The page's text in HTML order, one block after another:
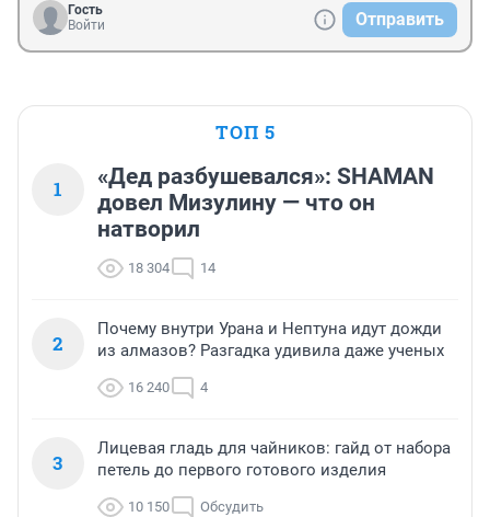
Гость
Войти
Отправить
ТОП 5
1
«Дед разбушевался»: SHAMAN
довел Мизулину — что он
натворил
18 304 14
2
Почему внутри Урана и Нептуна идут дожди
из алмазов? Разгадка удивила даже ученых
16 240 4
3
Лицевая гладь для чайников: гайд от набора
петель до первого готового изделия
10 150 Обсудить